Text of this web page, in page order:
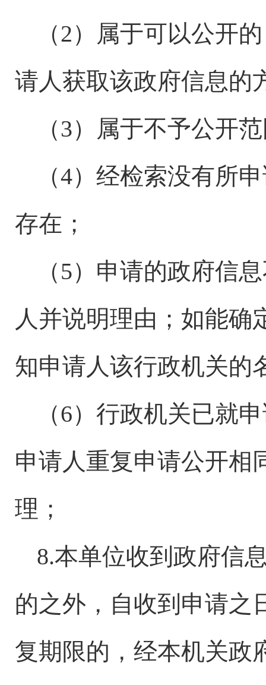
（2）属于可以公开
请人获取该政府信息的
（3）属于不予公开
（4）经检索没有所
存在；
（5）申请的政府信
人并说明理由；如能确
知申请人该行政机关的
（6）行政机关已就
申请人重复申请公开相
理；
8.本单位收到政府信
的之外，自收到申请之
复期限的，经本机关政